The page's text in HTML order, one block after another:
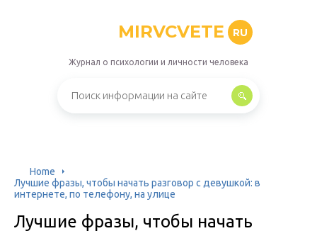
MIRVCVETE RU
Журнал о психологии и личности человека
Home
Лучшие фразы, чтобы начать разговор с девушкой: в
интернете, по телефону, на улице
Лучшие фразы, чтобы начать